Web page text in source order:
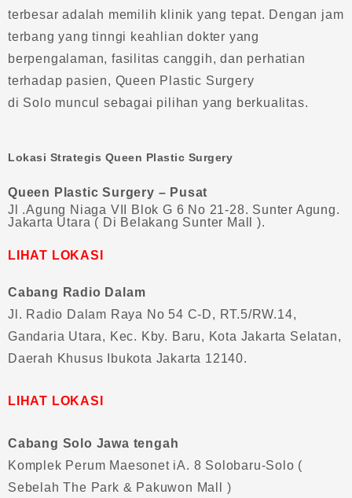
terbesar adalah memilih klinik yang tepat. Dengan jam
terbang yang tinngi keahlian dokter yang
berpengalaman, fasilitas canggih, dan perhatian
terhadap pasien, Queen Plastic Surgery
di Solo muncul sebagai pilihan yang berkualitas.
Lokasi Strategis Queen Plastic Surgery
Queen Plastic Surgery – Pusat
Jl .Agung Niaga VII Blok G 6 No 21-28. Sunter Agung.
Jakarta Utara ( Di Belakang Sunter Mall ).
LIHAT LOKASI
Cabang Radio Dalam
Jl. Radio Dalam Raya No 54 C-D, RT.5/RW.14,
Gandaria Utara, Kec. Kby. Baru, Kota Jakarta Selatan,
Daerah Khusus Ibukota Jakarta 12140.
LIHAT LOKASI
Cabang Solo Jawa tengah
Komplek Perum Maesonet iA. 8 Solobaru-Solo (
Sebelah The Park & Pakuwon Mall )